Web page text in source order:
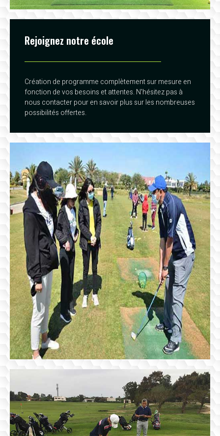
Rejoignez notre école
Création de programme complètement sur mesure en
fonction de vos besoins et attentes. N'hésitez pas à
nous contacter pour en savoir plus sur les nombreuses
possibilités offertes.